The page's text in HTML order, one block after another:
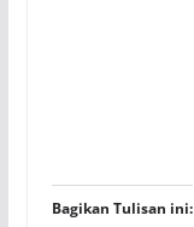
Bagikan Tulisan ini: